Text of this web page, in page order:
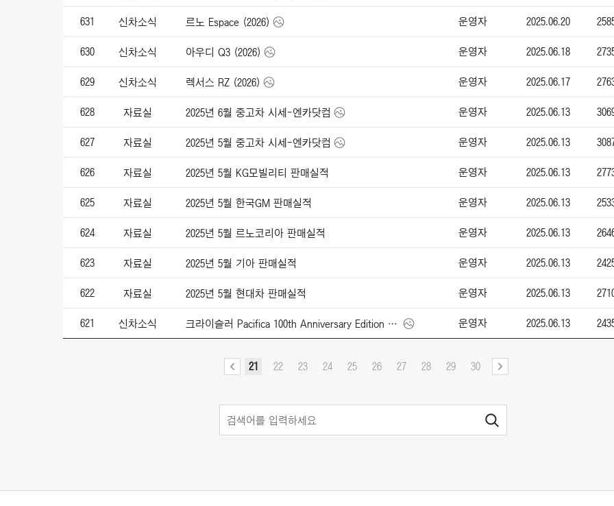
631 신차소식 르노 Espace (2026) 운영자 2025.06.20
630 신차소식 아우디 Q3 (2026) 운영자 2025.06.18
629 신차소식 렉서스 RZ (2026) 운영자 2025.06.17
628 자료실 2025년 6월 중고차 시세-엔카닷컴 운영자 2025.06.13
627 자료실 2025년 5월 중고차 시세-엔카닷컴 운영자 2025.06.13
626 자료실 2025년 5월 KG모빌리티 판매실적 운영자 2025.06.13
625 자료실 2025년 5월 한국GM 판매실적 운영자 2025.06.13
624 자료실 2025년 5월 르노코리아 판매실적 운영자 2025.06.13
623 자료실 2025년 5월 기아 판매실적 운영자 2025.06.13
622 자료실 2025년 5월 현대차 판매실적 운영자 2025.06.13
621 신차소식 크라이슬러 Pacifica 100th Anniversary Edition (2026) 운영자 2025.06.13
21 22 23 24 25 26 27 28 29 30